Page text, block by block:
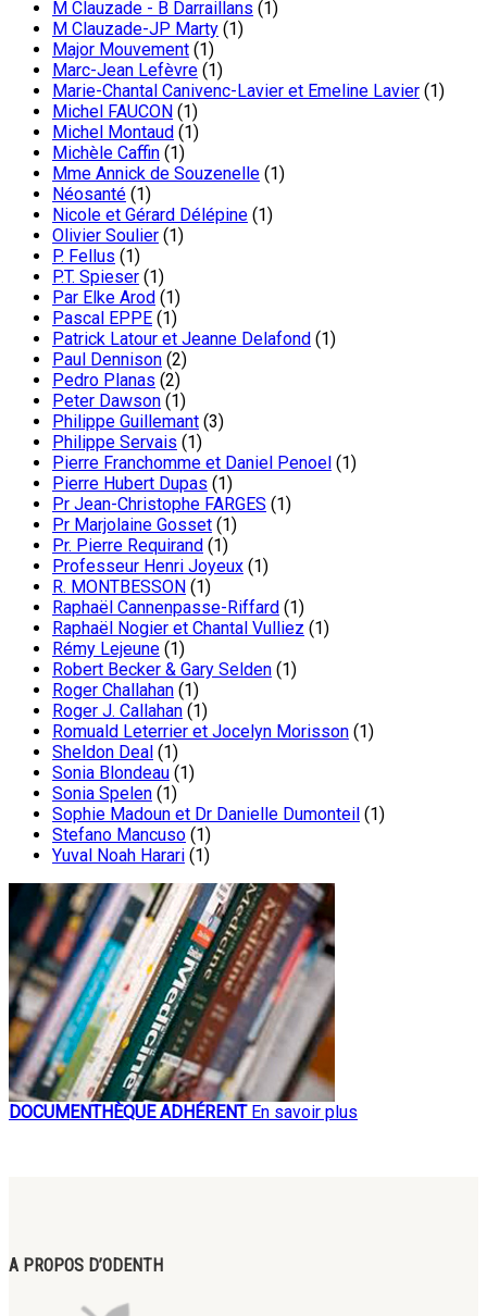
M Clauzade - B Darraillans (1)
M Clauzade-JP Marty (1)
Major Mouvement (1)
Marc-Jean Lefèvre (1)
Marie-Chantal Canivenc-Lavier et Emeline Lavier (1)
Michel FAUCON (1)
Michel Montaud (1)
Michèle Caffin (1)
Mme Annick de Souzenelle (1)
Néosanté (1)
Nicole et Gérard Délépine (1)
Olivier Soulier (1)
P. Fellus (1)
P.T. Spieser (1)
Par Elke Arod (1)
Pascal EPPE (1)
Patrick Latour et Jeanne Delafond (1)
Paul Dennison (2)
Pedro Planas (2)
Peter Dawson (1)
Philippe Guillemant (3)
Philippe Servais (1)
Pierre Franchomme et Daniel Penoel (1)
Pierre Hubert Dupas (1)
Pr Jean-Christophe FARGES (1)
Pr Marjolaine Gosset (1)
Pr. Pierre Requirand (1)
Professeur Henri Joyeux (1)
R. MONTBESSON (1)
Raphaël Cannenpasse-Riffard (1)
Raphaël Nogier et Chantal Vulliez (1)
Rémy Lejeune (1)
Robert Becker & Gary Selden (1)
Roger Challahan (1)
Roger J. Callahan (1)
Romuald Leterrier et Jocelyn Morisson (1)
Sheldon Deal (1)
Sonia Blondeau (1)
Sonia Spelen (1)
Sophie Madoun et Dr Danielle Dumonteil (1)
Stefano Mancuso (1)
Yuval Noah Harari (1)
DOCUMENTHÈQUE ADHÉRENT En savoir plus
A PROPOS D’ODENTH